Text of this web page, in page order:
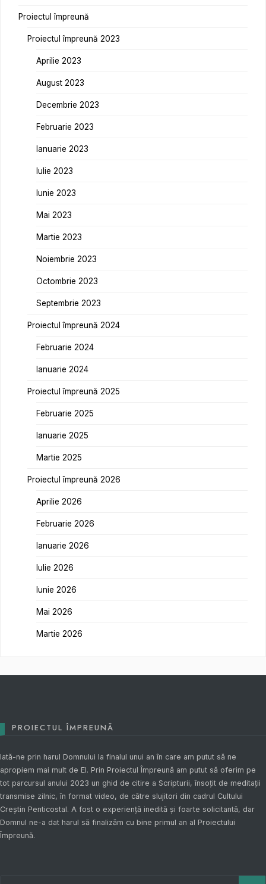
Proiectul împreună
Proiectul împreună 2023
Aprilie 2023
August 2023
Decembrie 2023
Februarie 2023
Ianuarie 2023
Iulie 2023
Iunie 2023
Mai 2023
Martie 2023
Noiembrie 2023
Octombrie 2023
Septembrie 2023
Proiectul împreună 2024
Februarie 2024
Ianuarie 2024
Proiectul împreună 2025
Februarie 2025
Ianuarie 2025
Martie 2025
Proiectul împreună 2026
Aprilie 2026
Februarie 2026
Ianuarie 2026
Iulie 2026
Iunie 2026
Mai 2026
Martie 2026
PROIECTUL ÎMPREUNĂ
Iată-ne prin harul Domnului la finalul unui an în care am putut să ne
apropiem mai mult de El. Prin Proiectul Împreună am putut să oferim pe
tot parcursul anului 2023 un ghid de citire a Scripturii, însoțit de meditații
transmise zilnic, în format video, de către slujitori din cadrul Cultului
Creștin Penticostal. A fost o experiență inedită și foarte solicitantă, dar
Domnul ne-a dat harul să finalizăm cu bine primul an al Proiectului
Împreună.